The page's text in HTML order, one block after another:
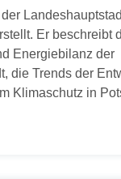
Er beschreibt
Energiebilanz der
die Trends der
Klimaschutz in